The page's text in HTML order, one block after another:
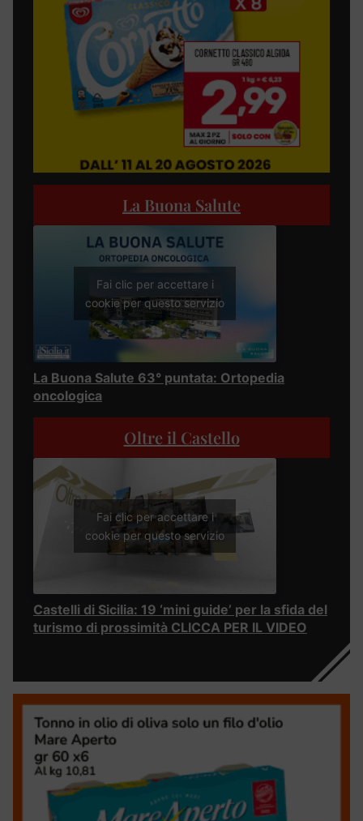
La Buona Salute
Fai clic per accettare i
cookie per questo servizio
La Buona Salute 63° puntata: Ortopedia
oncologica
Oltre il Castello
Fai clic per accettare i
cookie per questo servizio
Castelli di Sicilia: 19 ‘mini guide’ per la sfida del
turismo di prossimità CLICCA PER IL VIDEO